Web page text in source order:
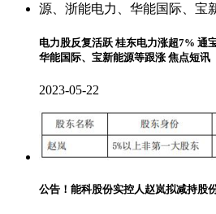
电力股反复活跃 桂东电力涨超7% 通
华能国际、宝新能源等跟涨 焦点短讯
2023-05-22
公告！能科股份实控人赵岚拟减持股